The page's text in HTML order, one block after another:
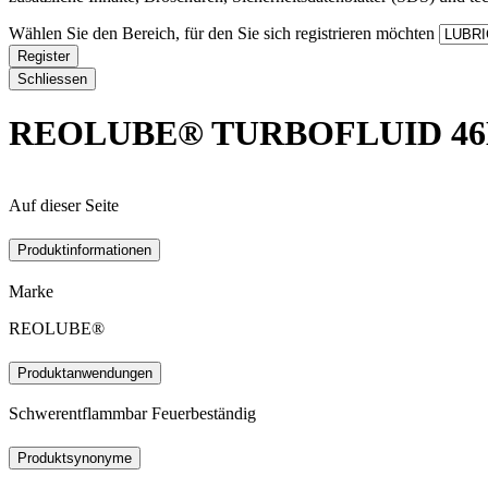
Wählen Sie den Bereich, für den Sie sich registrieren möchten
Register
Schliessen
REOLUBE® TURBOFLUID
Auf dieser Seite
Produktinformationen
Marke
REOLUBE®
Produktanwendungen
Schwerentflammbar Feuerbeständig
Produktsynonyme